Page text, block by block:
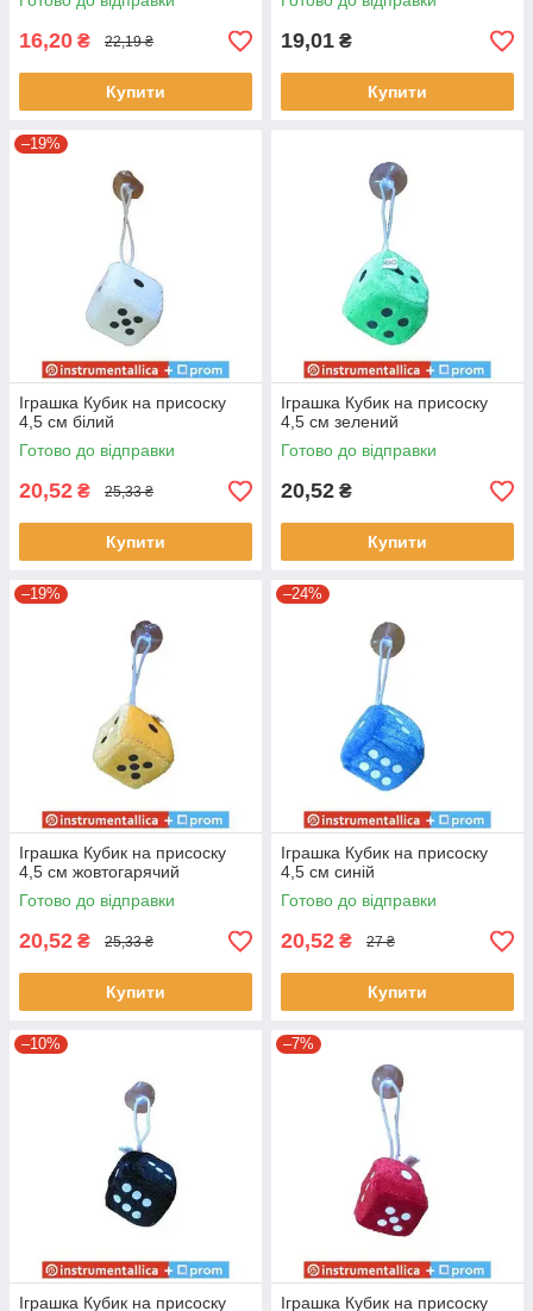
16,20 ₴ 22,19 ₴
Купити
19,01 ₴
Купити
–19%
Іграшка Кубик на присоску
4,5 см білий
Готово до відправки
20,52 ₴ 25,33 ₴
Купити
Іграшка Кубик на присоску
4,5 см зелений
Готово до відправки
20,52 ₴
Купити
–19%
Іграшка Кубик на присоску
4,5 см жовтогарячий
Готово до відправки
20,52 ₴ 25,33 ₴
Купити
–24%
Іграшка Кубик на присоску
4,5 см синій
Готово до відправки
20,52 ₴ 27 ₴
Купити
–10%
Іграшка Кубик на присоску
–7%
Іграшка Кубик на присоску